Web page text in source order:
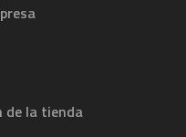
de la tienda